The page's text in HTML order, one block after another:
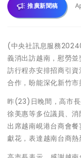
推廣新聞稿
(中央社訊息服務
義消出訪越南，慰勞
訪行程亦安排招商引
合作，盼能深化新竹市
昨(23)日晚間，高市長
徐美惠等多位議員、
出席越南峴港台商會
獻花，表達越南台商熱